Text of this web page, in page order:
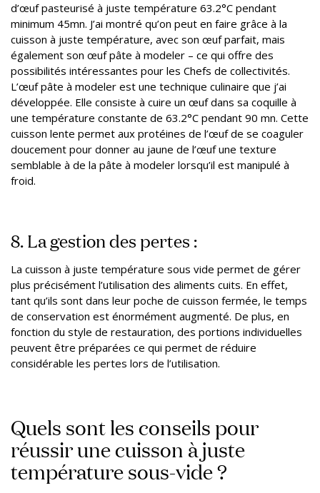
d’œuf pasteurisé à juste température 63.2°C pendant
minimum 45mn. J’ai montré qu’on peut en faire grâce à la
cuisson à juste température, avec son œuf parfait, mais
également son œuf pâte à modeler – ce qui offre des
possibilités intéressantes pour les Chefs de collectivités.
L’œuf pâte à modeler est une technique culinaire que j’ai
développée. Elle consiste à cuire un œuf dans sa coquille à
une température constante de 63.2°C pendant 90 mn. Cette
cuisson lente permet aux protéines de l’œuf de se coaguler
doucement pour donner au jaune de l’œuf une texture
semblable à de la pâte à modeler lorsqu’il est manipulé à
froid.
8. La gestion des pertes :
La cuisson à juste température sous vide permet de gérer
plus précisément l’utilisation des aliments cuits. En effet,
tant qu’ils sont dans leur poche de cuisson fermée, le temps
de conservation est énormément augmenté. De plus, en
fonction du style de restauration, des portions individuelles
peuvent être préparées ce qui permet de réduire
considérable les pertes lors de l’utilisation.
Quels sont les conseils pour
réussir une cuisson à juste
température sous-vide ?